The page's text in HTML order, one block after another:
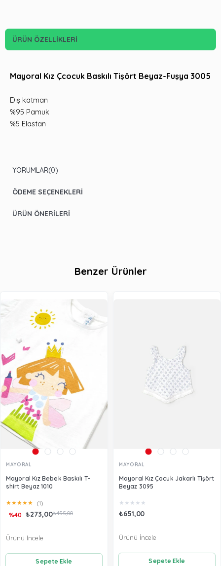
ÜRÜN ÖZELLIKLERI
Mayoral Kız Çcocuk Baskılı Tişört Beyaz-Fuşya 3005
Dış katman
%95 Pamuk
%5 Elastan
YORUMLAR(0)
ÖDEME SEÇENEKLERI
ÜRÜN ÖNERILERI
Benzer Ürünler
MAYORAL
Mayoral Kız Bebek Baskılı T-
shirt Beyaz 1010
★★★★★ (1)
₺273,00₺455,00
%40
Sepete Ekle
Ürünü İncele
MAYORAL
Mayoral Kız Çocuk Jakarlı Tişört
Beyaz 3095
★ ★ ★ ★ ★
₺651,00
Sepete Ekle
Ürünü İncele